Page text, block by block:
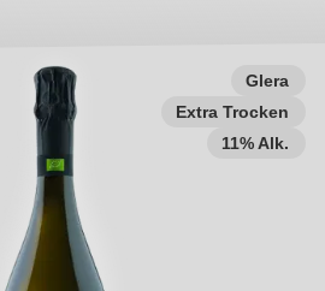
Glera
Extra Trocken
11% Alk.